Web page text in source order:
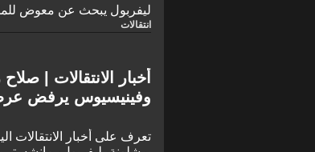
ليفربول يبحث عن معوض
انتقالات
أخبار الانتقالات |
وفينيسيوس يرفض